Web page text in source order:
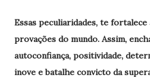
Essas peculiaridades, te
provações do mundo. Assim,
autoconfiança, positividade,
inove e batalhe convicto da